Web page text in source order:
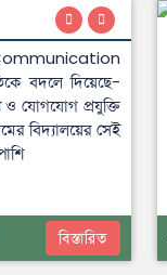
বদলে দিয়েছে-
ও যোগযোগ প্রযুক্তি
বিদ্যালয়ের সেই
বিস্তারিত